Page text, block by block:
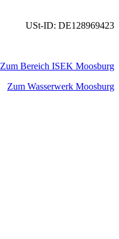
USt-ID: DE128969423
Zum Bereich ISEK Moosburg
Zum Wasserwerk Moosburg